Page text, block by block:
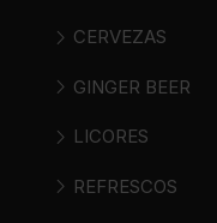
CERVEZAS
GINGER BEER
LICORES
REFRESCOS